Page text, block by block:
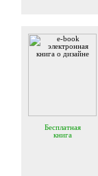
Бесплатная
книга